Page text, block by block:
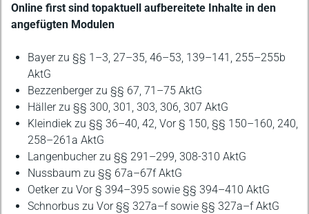
Beschreibung
Online first sind topaktuell aufbereitete Inhalte in den
angefügten Modulen
Bayer zu §§ 1–3, 27–35, 46–53, 139–141, 255–255b
AktG
Bezzenberger zu §§ 67, 71–75 AktG
Häller zu §§ 300, 301, 303, 306, 307 AktG
Kleindiek zu §§ 36–40, 42, Vor § 150, §§ 150–160, 240,
258–261a AktG
Langenbucher zu §§ 291–299, 308-310 AktG
Nussbaum zu §§ 67a–67f AktG
Oetker zu Vor § 394–395 sowie §§ 394–410 AktG
Schnorbus zu Vor §§ 327a–f sowie §§ 327a–f AktG